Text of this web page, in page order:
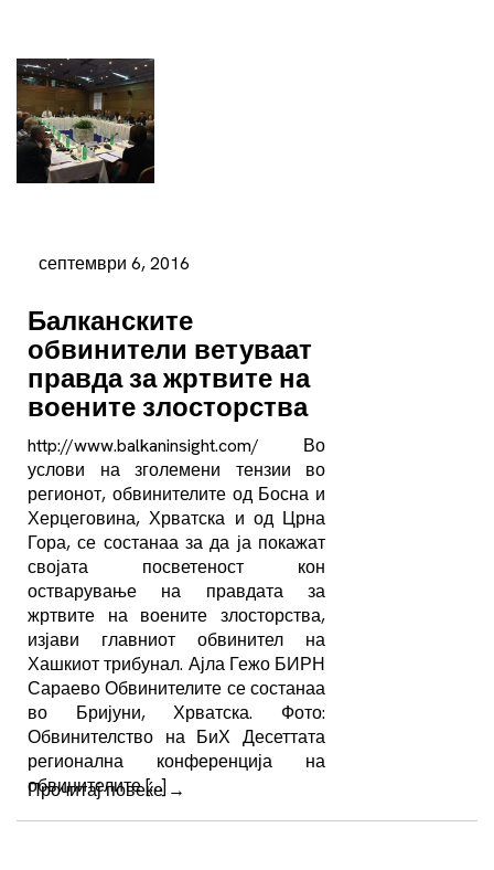
септември 6, 2016
Балканските
обвинители ветуваат
правда за жртвите на
воените злосторства
http://www.balkaninsight.com/ Во
услови на зголемени тензии во
регионот, обвинителите од Босна и
Херцеговина, Хрватска и од Црна
Гора, се состанаа за да ја покажат
својата посветеност кон
остварување на правдата за
жртвите на воените злосторства,
изјави главниот обвинител на
Хашкиот трибунал. Ајла Гежо БИРН
Сараево Обвинителите се состанаа
во Бријуни, Хрватска. Фото:
Обвинителство на БиХ Десеттата
регионална конференција на
обвинителите […]
Прочитај повеќе →